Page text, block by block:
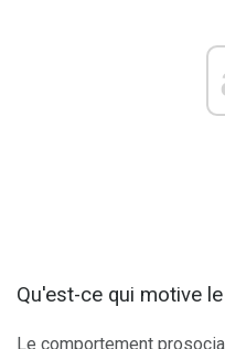
Qu'est-ce qui motive
Le comportement